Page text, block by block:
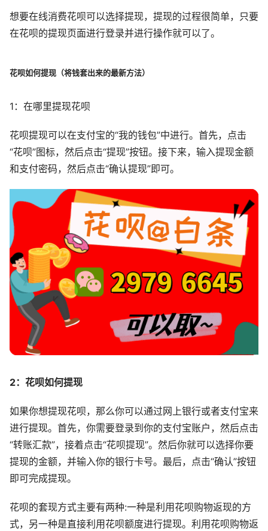
想要在线消费花呗可以选择提现，提现的过程很简单，只要
在花呗的提现页面进行登录并进行操作就可以了。
花呗如何提现（将钱套出来的最新方法）
1：在哪里提现花呗
花呗提现可以在支付宝的“我的钱包”中进行。首先，点击
“花呗”图标，然后点击“提现”按钮。接下来，输入提现金额
和支付密码，然后点击“确认提现”即可。
2： 花呗如何提现
如果你想提现花呗，那么你可以通过网上银行或者支付宝来
进行提现。首先，你需要登录到你的支付宝账户，然后点击
“转账汇款”，接着点击“花呗提现”。然后你就可以选择你要
提现的金额，并输入你的银行卡号。最后，点击“确认”按钮
即可完成提现。
花呗的套现方式主要有两种:一种是利用花呗购物返现的方
式，另一种是直接利用花呗额度进行提现。利用花呗购物返